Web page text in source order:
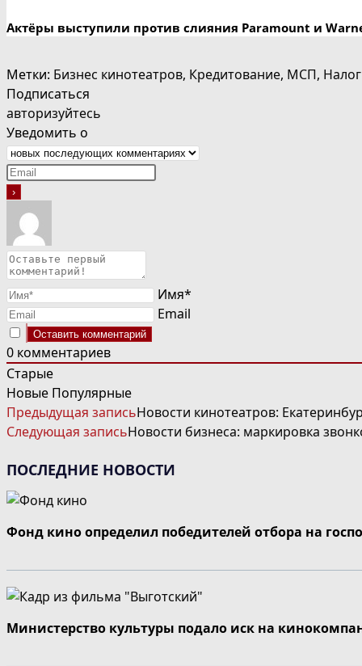
Актёры выступили против слияния Paramount и
Метки: Бизнес кинотеатров, Кредитование, МСП,
Подписаться
авторизуйтесь
Уведомить о
Имя*
Email
0 комментариев
Старые
Новые Популярные
ЧИТАТЬ
ДАЛЕЕ
СТАТЬИ
Предыдущая записьНовости кинотеатров:
Следующая записьНовости бизнеса: маркировка
ПОСЛЕДНИЕ НОВОСТИ
Фонд кино определил победителей отбора на
Министерство культуры подало иск на